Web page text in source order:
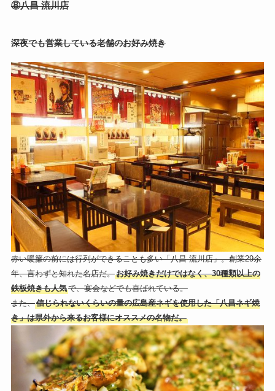
⑧八昌 流川店
深夜でも営業している老舗のお好み焼き
赤い暖簾の前には行列ができることも多い「八昌 流川店」。創業29余
年、言わずと知れた名店だ。お好み焼きだけではなく、30種類以上の
鉄板焼きも人気で、宴会などでも喜ばれている。
また、信じられないくらいの量の広島産ネギを使用した「八昌ネギ焼
き」は県外から来るお客様にオススメの名物だ。